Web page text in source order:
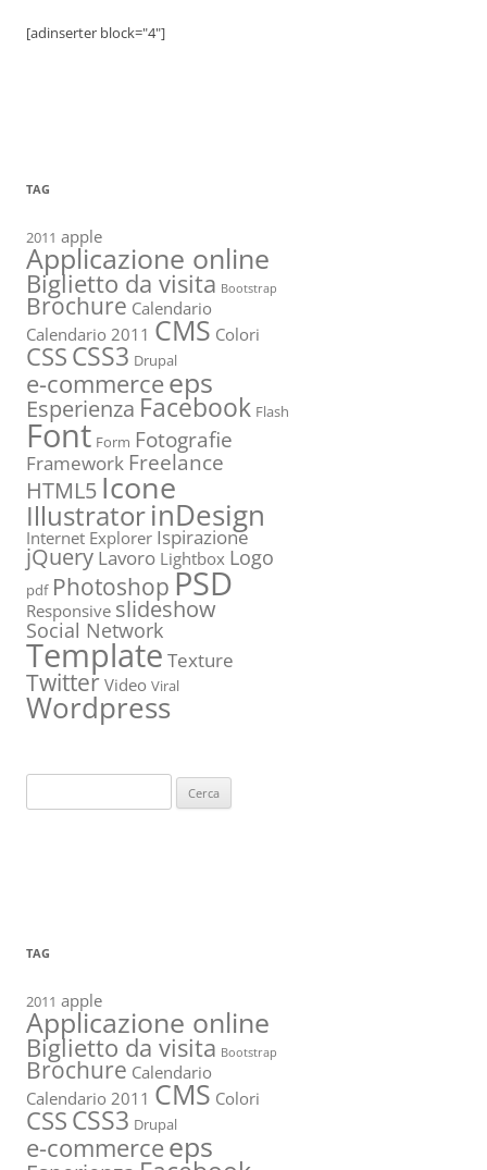
[adinserter block="4"]
TAG
2011 apple
Applicazione online
Biglietto da visita Bootstrap
Brochure Calendario
Calendario 2011 CMS Colori
CSSCSS3 Drupal
e-commerceeps
Esperienza Facebook Flash
Font Form Fotografie
Framework Freelance
HTML5 Icone
IllustratorinDesign
Internet Explorer Ispirazione
jQuery Lavoro Lightbox Logo
pdf PhotoshopPSD
Responsive slideshow
Social Network
Template Texture
TwitterVideo Viral
Wordpress
per:
TAG
2011 apple
Applicazione online
Biglietto da visita Bootstrap
Brochure Calendario
Calendario 2011 CMS Colori
CSSCSS3 Drupal
e-commerceeps